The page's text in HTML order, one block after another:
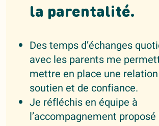
la parentalité.
Des temps d’échanges
avec les parents me
mettre en place une
soutien et de confiance.
Je réfléchis en équipe à
l’accompagnement